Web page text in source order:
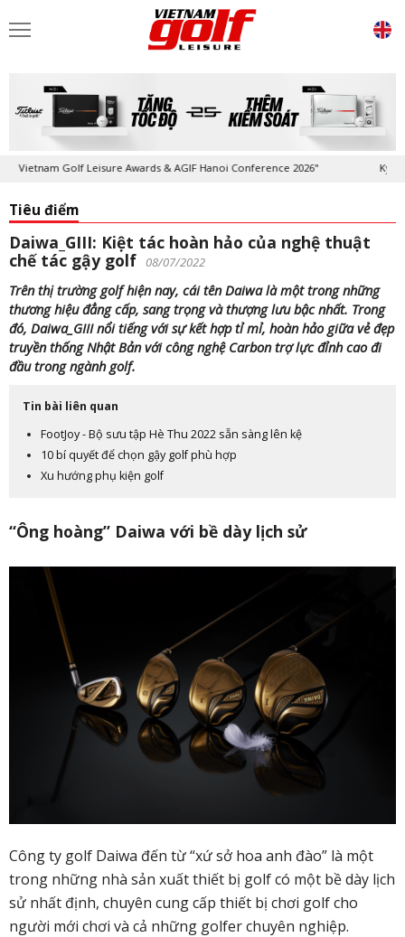
Golf Leisure Awards & AGIF Hanoi Conference 2026" Kỷ niệm 20
Tiêu điểm
Daiwa_GIII: Kiệt tác hoàn hảo của nghệ thuật
chế tác gậy golf 08/07/2022
Trên thị trường golf hiện nay, cái tên Daiwa là một trong những
thương hiệu đẳng cấp, sang trọng và thượng lưu bậc nhất. Trong
đó, Daiwa_GIII nổi tiếng với sự kết hợp tỉ mỉ, hoàn hảo giữa vẻ đẹp
truyền thống Nhật Bản với công nghệ Carbon trợ lực đỉnh cao đi
đầu trong ngành golf.
Tin bài liên quan
FootJoy - Bộ sưu tập Hè Thu 2022 sẵn sàng lên kệ
10 bí quyết để chọn gậy golf phù hợp
Xu hướng phụ kiện golf
“Ông hoàng” Daiwa với bề dày lịch sử
Công ty golf Daiwa đến từ “xứ sở hoa anh đào” là một
trong những nhà sản xuất thiết bị golf có một bề dày lịch
sử nhất định, chuyên cung cấp thiết bị chơi golf cho
người mới chơi và cả những golfer chuyên nghiệp.